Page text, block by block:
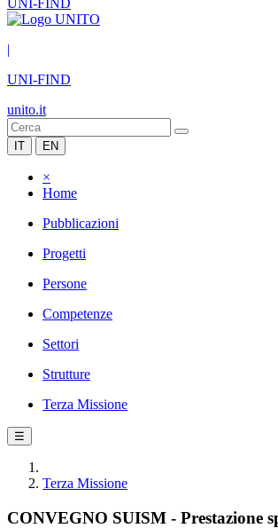
UNI-FIND
|
UNI-FIND
unito.it
IT EN
×
Home
Pubblicazioni
Progetti
Persone
Competenze
Settori
Strutture
Terza Missione
☰
Terza Missione
CONVEGNO SUISM - Prestazione